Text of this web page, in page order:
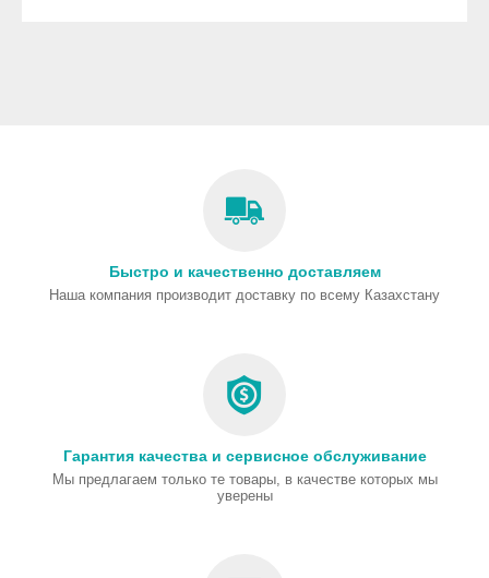
Быстро и качественно доставляем
Наша компания производит доставку по всему Казахстану
Гарантия качества и сервисное обслуживание
Мы предлагаем только те товары, в качестве которых мы
уверены